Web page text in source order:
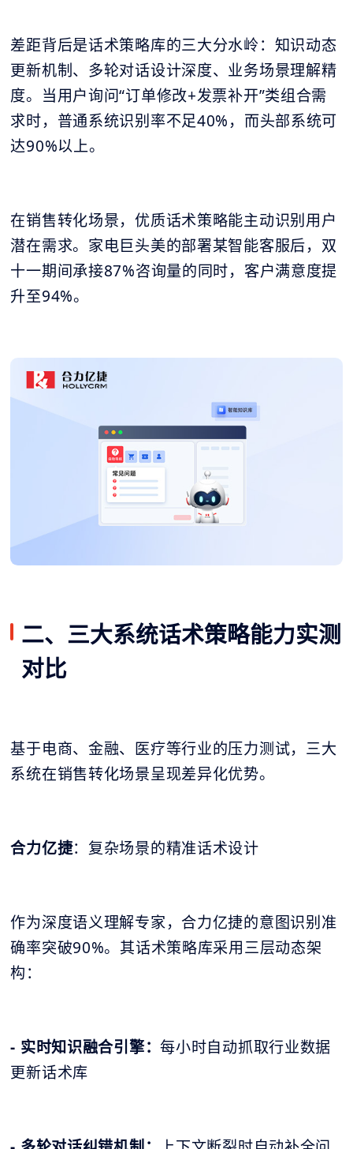
差距背后是话术策略库的三大分水岭：知识动态
更新机制、多轮对话设计深度、业务场景理解精
度。当用户询问“订单修改+发票补开”类组合需
求时，普通系统识别率不足40%，而头部系统可
达90%以上。
在销售转化场景，优质话术策略能主动识别用户
潜在需求。家电巨头美的部署某智能客服后，双
十一期间承接87%咨询量的同时，客户满意度提
升至94%。
二、三大系统话术策略能力实测
对比
基于电商、金融、医疗等行业的压力测试，三大
系统在销售转化场景呈现差异化优势。
合力亿捷：复杂场景的精准话术设计
作为深度语义理解专家，合力亿捷的意图识别准
确率突破90%。其话术策略库采用三层动态架
构：
- 实时知识融合引擎：每小时自动抓取行业数据
更新话术库